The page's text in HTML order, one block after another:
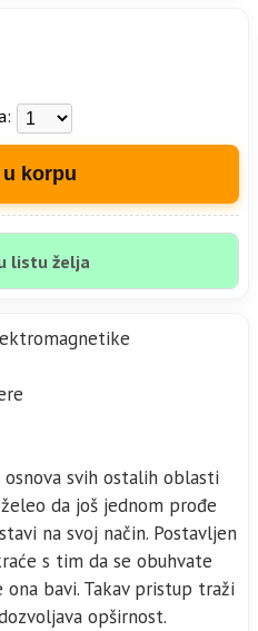
korpu
listu želja
svih ostalih oblasti
da još jednom prođe
na svoj način. Postavljen
s tim da se obuhvate
bavi. Takav pristup traži
opširnost.